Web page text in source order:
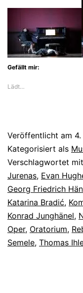
der
Komischen
Oper
Gefällt mir:
Lädt…
Veröffentlicht am
Kategorisiert als
Verschlagwortet mit
Jurenas, Evan
Georg Friedrich
Katarina Bradić,
Konrad Junghänel,
Oper, Oratorium,
Semele, Thomas